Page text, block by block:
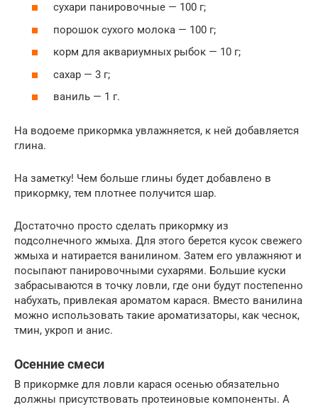
сухари панировочные — 100 г;
порошок сухого молока — 100 г;
корм для аквариумных рыбок — 10 г;
сахар — 3 г;
ваниль — 1 г.
На водоеме прикормка увлажняется, к ней добавляется
глина.
На заметку! Чем больше глины будет добавлено в
прикормку, тем плотнее получится шар.
Достаточно просто сделать прикормку из
подсолнечного жмыха. Для этого берется кусок свежего
жмыха и натирается ванилином. Затем его увлажняют и
посыпают панировочными сухарями. Большие куски
забрасываются в точку ловли, где они будут постепенно
набухать, привлекая ароматом карася. Вместо ванилина
можно использовать такие ароматизаторы, как чеснок,
тмин, укроп и анис.
Осенние смеси
В прикормке для ловли карася осенью обязательно
должны присутствовать протеиновые компоненты. А